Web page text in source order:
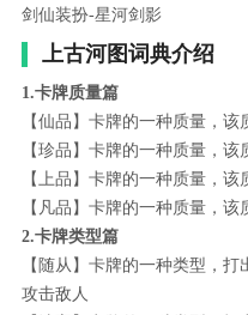
剑仙装扮-星河剑影
上古河图词典介绍
1.卡牌质量篇
【仙品】卡牌的一种质量，
【珍品】卡牌的一种质量，
【上品】卡牌的一种质量，
【凡品】卡牌的一种质量，
2.卡牌类型篇
【随从】卡牌的一种类型，
攻击敌人